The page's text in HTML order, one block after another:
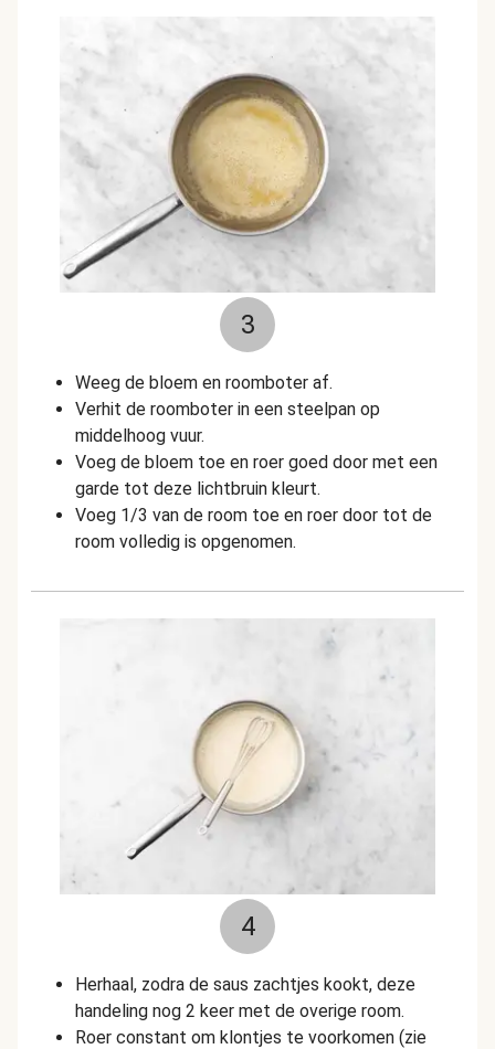
3
Weeg de bloem en roomboter af.
Verhit de roomboter in een steelpan op
middelhoog vuur.
Voeg de bloem toe en roer goed door met een
garde tot deze lichtbruin kleurt.
Voeg 1/3 van de room toe en roer door tot de
room volledig is opgenomen.
4
Herhaal, zodra de saus zachtjes kookt, deze
handeling nog 2 keer met de overige room.
Roer constant om klontjes te voorkomen (zie